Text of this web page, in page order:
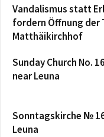
Vandalismus statt
fordern Öffnung der
Matthäikirchhof
Sunday Church No.
near Leuna
Sonntagskirche №
Leuna